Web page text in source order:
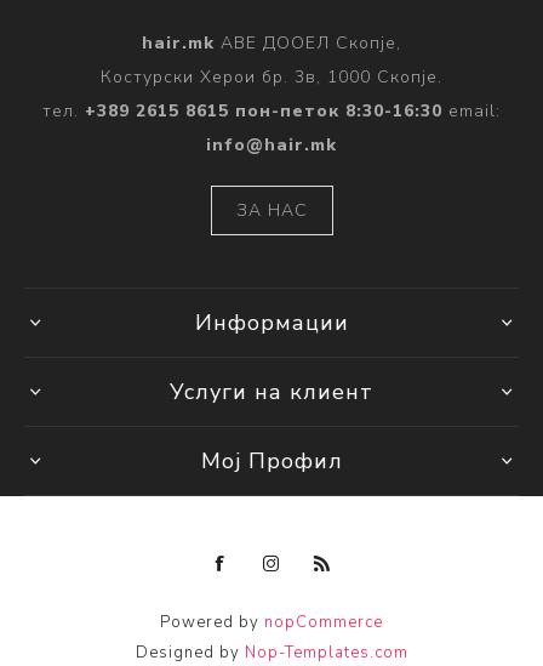
hair.mk АВЕ ДООЕЛ Скопје,
Костурски Херои бр. 3в, 1000 Скопје.
тел. +389 2615 8615 пон-петок 8:30-16:30 email:
info@hair.mk
ЗА НАС
Информации
Услуги на клиент
Мој Профил
Powered by nopCommerce
Designed by Nop-Templates.com